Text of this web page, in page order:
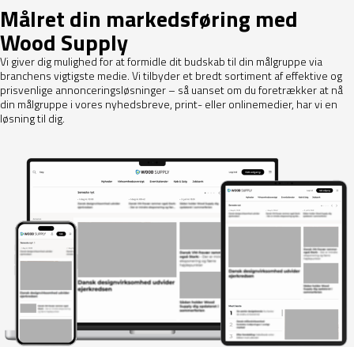
Målret din markedsføring med
Wood Supply
Vi giver dig mulighed for at formidle dit budskab til din målgruppe via
branchens vigtigste medie. Vi tilbyder et bredt sortiment af effektive og
prisvenlige annonceringsløsninger – så uanset om du foretrækker at nå
din målgruppe i vores nyhedsbreve, print- eller onlinemedier, har vi en
løsning til dig.